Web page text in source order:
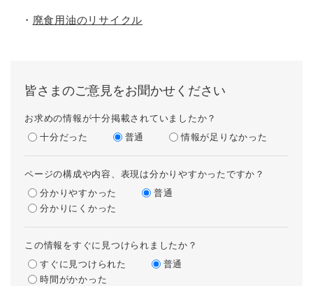
・ 廃食用油のリサイクル
皆さまのご意見をお聞かせください
お求めの情報が十分掲載されていましたか？
十分だった
普通 情報が足りなかった
ページの構成や内容、表現は分かりやすかったですか？
分かりやすかった
普通
分かりにくかった
この情報をすぐに見つけられましたか？
すぐに見つけられた
普通
時間がかかった